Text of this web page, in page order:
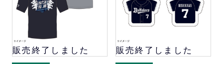
販売終了しました 販売終了しました